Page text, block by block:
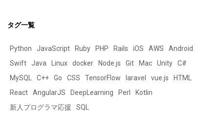
タグ一覧
Python JavaScript Ruby PHP Rails iOS AWS
Android
Swift
Java Linux docker Node.js Git Mac Unity
C#
MySQL
C++ Go CSS TensorFlow laravel vue.js
HTML
React
AngularJS DeepLearning Perl
Kotlin
新人プログラマ応援
SQL